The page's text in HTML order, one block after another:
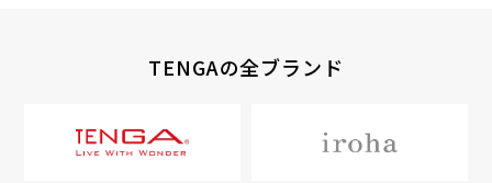
TENGAの全ブランド